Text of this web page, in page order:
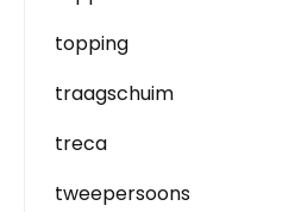
topping
traagschuim
treca
tweepersoons